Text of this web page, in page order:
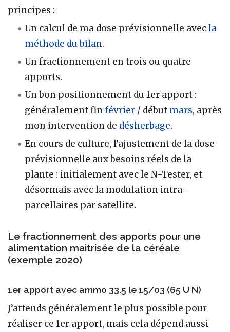
principes :
Un calcul de ma dose prévisionnelle avecla
méthode du bilan.
Un fractionnement en trois ou quatre
apports.
Un bon positionnement du 1er apport :
généralement finfévrier / début mars, après
mon intervention de désherbage.
En cours de culture, l’ajustement de la dose
prévisionnelle aux besoins réels de la
plante : initialement avec le N-Tester, et
désormais avec la modulation intra-
parcellaires par satellite.
Le fractionnement des apports pour une
alimentation maitrisée de la céréale
(exemple 2020)
1er apport avec ammo 33.5 le 15/03 (65 U N)
J’attends généralement le plus possible pour
réaliser ce 1er apport, mais cela dépend aussi